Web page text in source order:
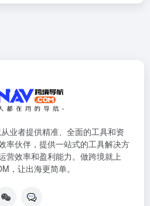
业者提供精准、全面的工具和资
率伙伴，提供一站式的工具解决方
营效率和盈利能力。做跨境就上
，让出海更简单。